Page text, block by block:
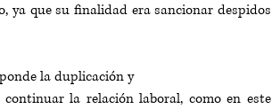
ya que su finalidad era sancionar despidos
la duplicación y
la relación laboral, como en este